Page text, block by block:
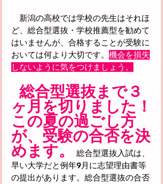
新潟の高校では学校の先生はそれほ
ど、総合型選抜・学校推薦型を勧めて
はいませんが、合格することが受験に
おいては何より大切です。 機会を損失
しないように気をつけましょう。
総合型選抜まで３
ヶ月を切りました！
この夏の過ごし方
が、受験の合否を決
めます。
総合型選抜入試は、
早い大学だと例年9月に志望理由書等
の提出があります。総合型選抜の合否